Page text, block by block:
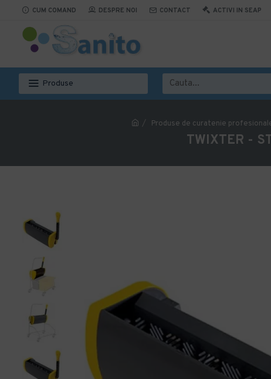
CUM COMAND DESPRE NOI CONTACT ACTIVI IN SEAP
Produse
Produse de curatenie
TWIXTER -